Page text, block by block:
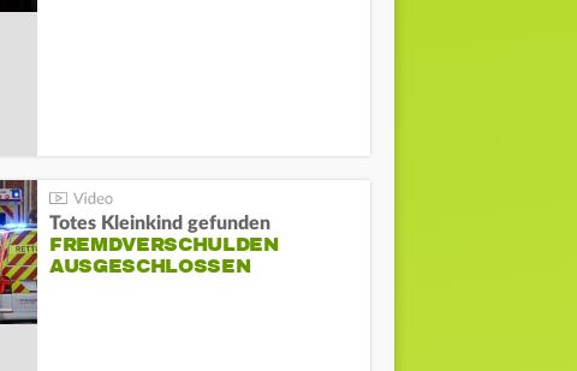
Totes Kleinkind gefunden
FREMDVERSCHULDEN
AUSGESCHLOSSEN